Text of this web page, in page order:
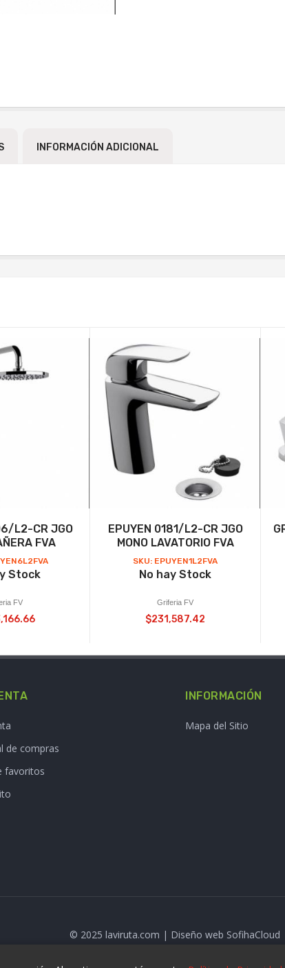
INFORMACIÓN ADICIONAL
L2-CR JGO
FVA
Stock
FV
EPUYEN 0181/L2-CR JGO
MONO LAVATORIO FVA
SKU: EPUYEN1L2FVA
No hay Stock
Griferia FV
$231,587.42
de compras
favoritos
INFORMACIÓN
Mapa del Sitio
© 2025 laviruta.com | Diseño web SofihaCloud